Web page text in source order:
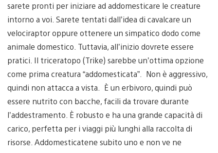
sarete pronti per iniziare ad addomesticare le creature
intorno a voi. Sarete tentati dall’idea di cavalcare un
velociraptor oppure ottenere un simpatico dodo come
animale domestico. Tuttavia, all’inizio dovrete essere
pratici. Il triceratopo (Trike) sarebbe un’ottima opzione
come prima creatura “addomesticata”. Non è aggressivo,
quindi non attacca a vista. È un erbivoro, quindi può
essere nutrito con bacche, facili da trovare durante
l’addestramento. È robusto e ha una grande capacità di
carico, perfetta per i viaggi più lunghi alla raccolta di
risorse. Addomesticatene subito uno e non ve ne